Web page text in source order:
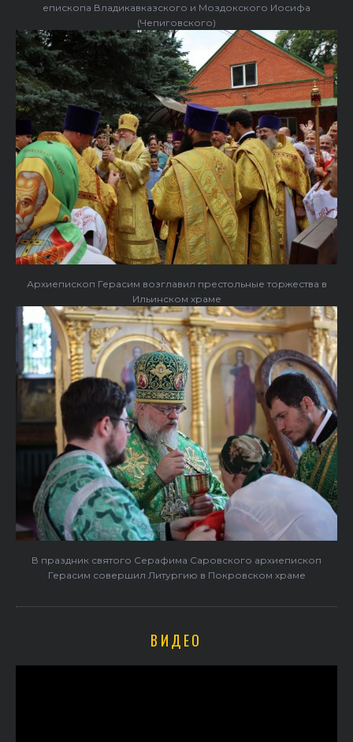
епископа Владикавказского и Моздокского Иосифа
(Чепиговского)
Архиепископ Герасим возглавил престольные торжества в
Ильинском храме
В праздник святого Серафима Саровского архиепископ
Герасим совершил Литургию в Покровском храме
ВИДЕО